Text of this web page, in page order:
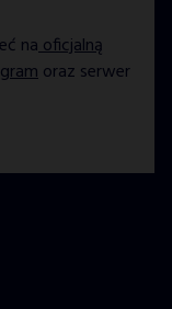
naoficjalną
oraz serwer